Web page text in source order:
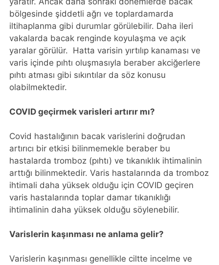
bölgesinde şiddetli ağrı ve toplardamarda
iltihaplanma gibi durumlar görülebilir. Daha ileri
vakalarda bacak renginde koyulaşma ve açık
yaralar görülür. Hatta varisin yırtılıp kanaması ve
varis içinde pıhtı oluşmasıyla beraber akciğerlere
pıhtı atması gibi sıkıntılar da söz konusu
olabilmektedir.
COVID geçirmek varisleri artırır mı?
Covid hastalığının bacak varislerini doğrudan
artırıcı bir etkisi bilinmemekle beraber bu
hastalarda tromboz (pıhtı) ve tıkanıklık ihtimalinin
arttığı bilinmektedir. Varis hastalarında da tromboz
ihtimali daha yüksek olduğu için COVID geçiren
varis hastalarında toplar damar tıkanıklığı
ihtimalinin daha yüksek olduğu söylenebilir.
Varislerin kaşınması ne anlama gelir?
Varislerin kaşınması genellikle ciltte incelme ve